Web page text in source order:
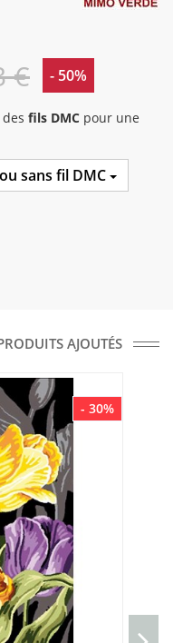
€ - 50%
fils DMC pour une
sans fil DMC
AJOUTÉS
- 30%